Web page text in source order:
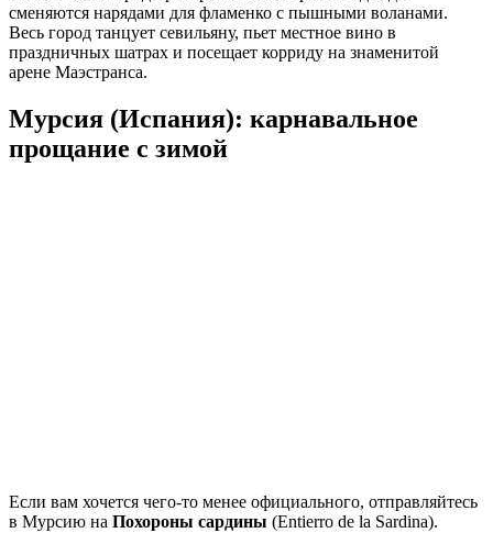
сменяются нарядами для фламенко с пышными воланами.
Весь город танцует севильяну, пьет местное вино в
праздничных шатрах и посещает корриду на знаменитой
арене Маэстранса.
Мурсия (Испания): карнавальное
прощание с зимой
Если вам хочется чего-то менее официального, отправляйтесь
в Мурсию на Похороны сардины (Entierro de la Sardina).